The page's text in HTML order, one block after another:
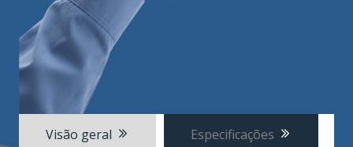
Visão geral Especificações